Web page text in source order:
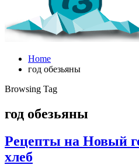
Home
год обезьяны
Browsing Tag
год обезьяны
Рецепты на Новый
хлеб